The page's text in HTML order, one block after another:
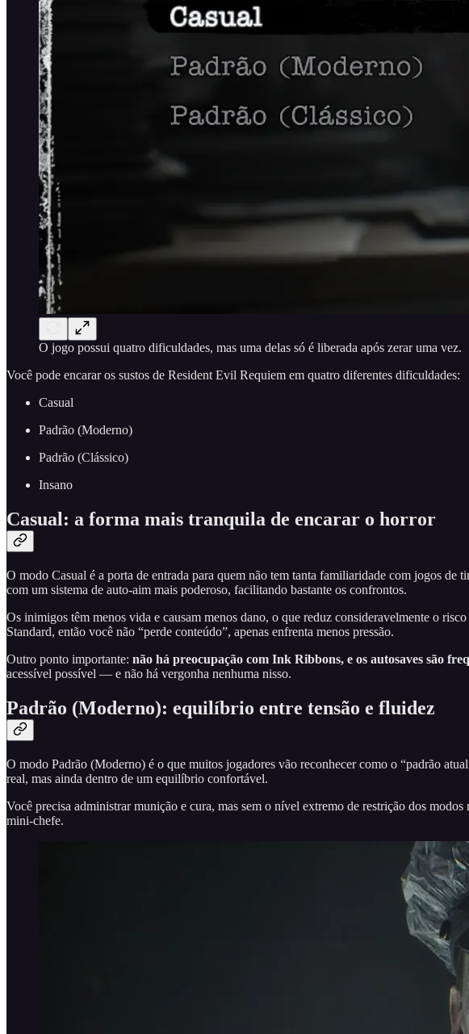
O jogo possui quatro dificuldades, mas uma delas só é liberada após zerar uma vez.
Você pode encarar os sustos de Resident Evil Requiem em quatro diferentes dificuldades:
Casual
Padrão (Moderno)
Padrão (Clássico)
Insano
Casual: a forma mais tranquila de encarar o horror
O modo Casual é a porta de entrada para quem não tem tanta familiaridade com jogos
com um sistema de auto-aim mais poderoso, facilitando bastante os confrontos.
Os inimigos têm menos vida e causam menos dano, o que reduz consideravelmente o
Standard, então você não “perde conteúdo”, apenas enfrenta menos pressão.
Outro ponto importante: não há preocupação com Ink Ribbons, e os autosaves são
acessível possível — e não há vergonha nenhuma nisso.
Padrão (Moderno): equilíbrio entre tensão e fluidez
O modo Padrão (Moderno) é o que muitos jogadores vão reconhecer como o “padrão
real, mas ainda dentro de um equilíbrio confortável.
Você precisa administrar munição e cura, mas sem o nível extremo de restrição dos
mini-chefe.